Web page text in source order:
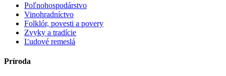
Poľnohospodárstvo
Vinohradníctvo
Folklór, povesti a povery
Zvyky a tradície
Ľudové remeslá
Príroda